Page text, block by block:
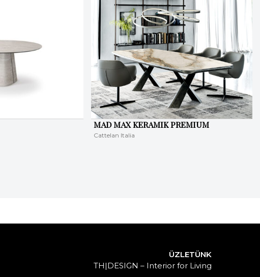
MAD MAX KERAMIK PREMIUM
Cattelan Italia
ÜZLETÜNK
TH|DESIGN – Interior for Living